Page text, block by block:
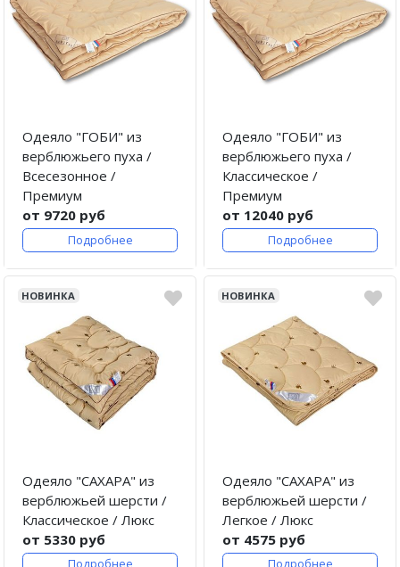
Одеяло "ГОБИ" из
верблюжьего пуха /
Всесезонное /
Премиум
от 9720 руб
Подробнее
Одеяло "ГОБИ" из
верблюжьего пуха /
Классическое /
Премиум
от 12040 руб
Подробнее
НОВИНКА
Одеяло "САХАРА" из
верблюжьей шерсти /
Классическое / Люкс
от 5330 руб
НОВИНКА
Одеяло "САХАРА" из
верблюжьей шерсти /
Легкое / Люкс
от 4575 руб